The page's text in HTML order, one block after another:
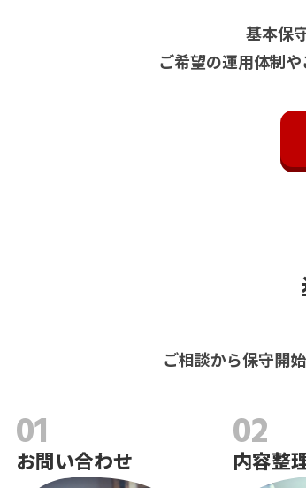
基本保
ご希望の運用体制
ご相談から保守開
01
お問い合わせ
02
内容整